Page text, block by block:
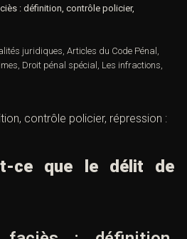
: définition, contrôle policier,
juridiques, Articles du Code Pénal ,
, Droit pénal spécial , Les infractions,
contrôle policier, répression :
que le délit de